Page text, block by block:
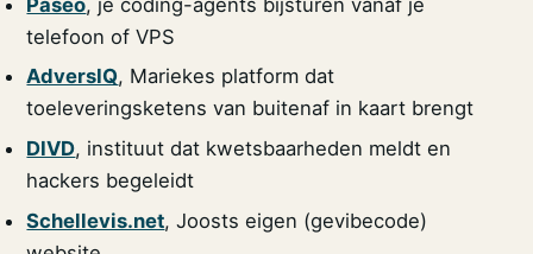
telefoon of VPS
AdversIQ, Mariekes platform dat
toeleveringsketens van buitenaf in kaart brengt
DIVD, instituut dat kwetsbaarheden meldt en
hackers begeleidt
Schellevis.net, Joosts eigen (gevibecode)